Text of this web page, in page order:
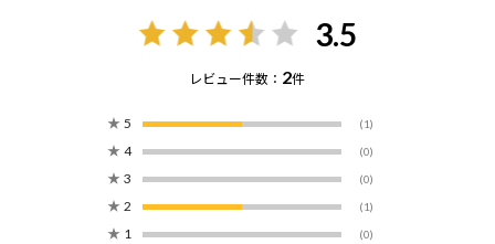
3.5
レビュー件数： 2件
★ 5 (1)
★ 4 (0)
★ 3 (0)
★ 2 (1)
★ 1 (0)